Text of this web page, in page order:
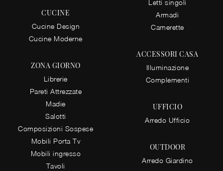
CUCINE
Cucine Design
Cucine Moderne
ZONA GIORNO
Librerie
Pareti Attrezzate
Madie
Salotti
Composizioni Sospese
Mobili Porta Tv
Mobili ingresso
Tavoli
Letti singoli
Armadi
Camerette
ACCESSORI CASA
Illuminazione
Complementi
UFFICIO
Arredo Ufficio
OUTDOOR
Arredo Giardino